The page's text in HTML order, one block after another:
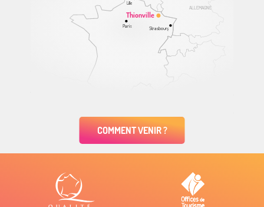
ALLEMAGNE
Thionville
Lille
Paris Strasbourg
COMMENT VENIR ?